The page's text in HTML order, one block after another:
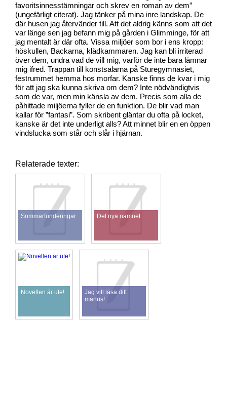
favoritsinnesstämningar och skrev en roman av dem”
(ungefärligt citerat). Jag tänker på mina inre landskap. De
där husen jag återvänder till. Att det aldrig känns som att det
var länge sen jag befann mig på gården i Glimminge, för att
jag mentalt är där ofta. Vissa miljöer som bor i ens kropp:
höskullen, Backarna, klädkammaren. Jag kan bli irriterad
över dem, undra vad de vill mig, varför de inte bara lämnar
mig ifred. Trappan till konstsalarna på Sturegymnasiet,
festrummet hemma hos morfar. Kanske finns de kvar i mig
för att jag ska kunna skriva om dem? Inte nödvändigtvis
som de var, men min känsla av dem. Precis som alla de
påhittade miljöerna fyller de en funktion. De blir vad man
kallar för ”fantasi”. Som skribent gläntar du ofta på locket,
kanske är det inte underligt alls? Att minnet blir en en öppen
vindslucka som står och slår i hjärnan.
Relaterade texter:
Sommarfunderingar Det nya namnet
Novellen är ute!
Jag vill läsa ditt
manus!